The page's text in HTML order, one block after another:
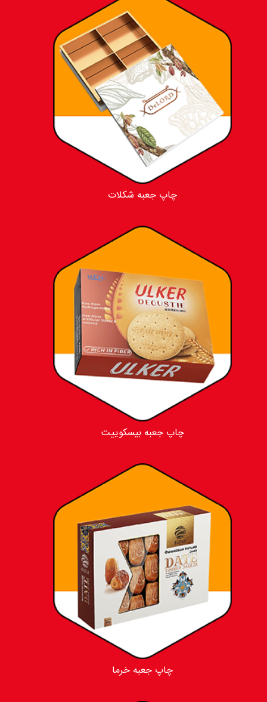
چاپ جعبه شکلات
چاپ جعبه بیسکوییت
چاپ جعبه خرما